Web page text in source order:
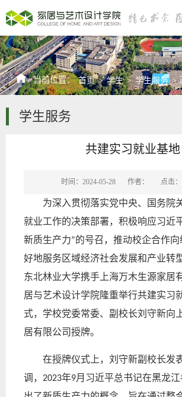
当前位置：首页 > 学生 > 学生服务 >
学生服务
共建实习就业基地
时间：2024-05-28 作者： 点击：
为深入贯彻落实党中央、国务院
就业工作的决策部署，积极响应习近
新质生产力”的号召，推动校企合作向
好地服务区域经济社会发展和产业转
东北林业大学携手上海万木生源家居
居与艺术设计学院隆重举行共建实习
式，学校党委常委、副校长刘守新向
居有限公司授牌。
在授牌仪式上，刘守新副校长发
调， 2023年9月习近平总书记在黑龙